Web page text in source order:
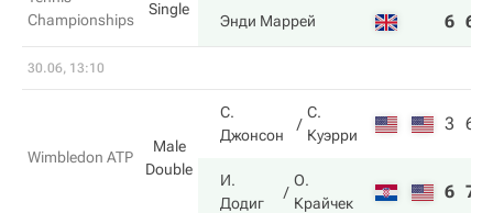
Championships
Single
Энди Маррей 6 6
30.06, 13:10
Wimbledon ATP
Male
Double
С.
Джонсон
С.
Куэрри
3 6
И.
Додиг
О.
Крайчек
6 7